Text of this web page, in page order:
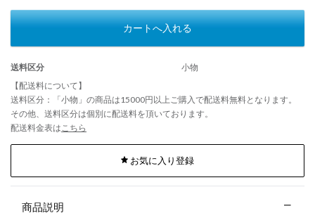
カートへ入れる
送料区分
小物
【配送料について】
送料区分：「小物」の商品は15000円以上ご購入で配送料無料となります。
その他、送料区分は個別に配送料を頂いております。
配送料金表はこちら
お気に入り登録
商品説明